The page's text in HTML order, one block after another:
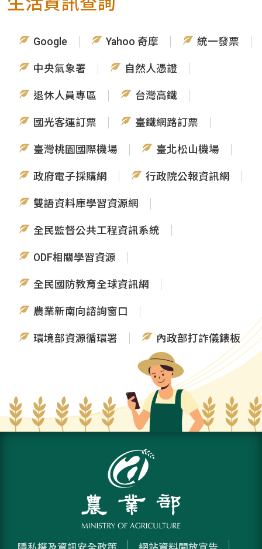
Google Yahoo 奇摩 統一發票
中央氣象署 自然人憑證
退休人員專區 台灣高鐵
國光客運訂票 臺鐵網路訂票
臺灣桃園國際機場 臺北松山機場
政府電子採購網 行政院公報資訊網
雙語資料庫學習資源網
全民監督公共工程資訊系統
ODF相關學習資源
全民國防教育全球資訊網
農業新南向諮詢窗口
環境部資源循環署 內政部打詐儀錶板